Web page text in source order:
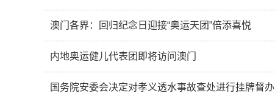
澳门各界：回归纪念日迎接“奥运天团”倍添喜悦
内地奥运健儿代表团即将访问澳门
国务院安委会决定对孝义透水事故查处进行挂牌督办